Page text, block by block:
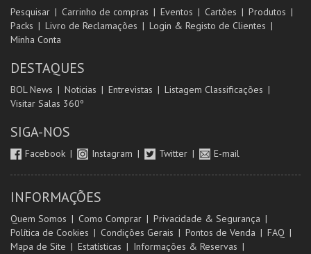
Pesquisar Carrinho de compras Eventos Cartões
Produtos
Packs
Livro de Reclamações
Login & Registo de Clientes
Minha Conta
DESTAQUES
BOL News Noticias Entrevistas
Listagem Classificações
Visitar Salas 360º
SIGA-NOS
Facebook Instagram Twitter E-mail
INFORMAÇÕES
Quem Somos Como Comprar
Privacidade & Segurança
Política de Cookies
Condições Gerais Pontos de Venda
FAQ
Mapa de Site
Estatísticas Informações & Reservas